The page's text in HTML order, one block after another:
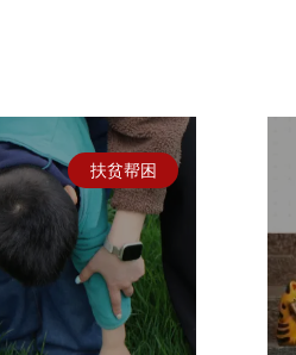
扶贫帮困